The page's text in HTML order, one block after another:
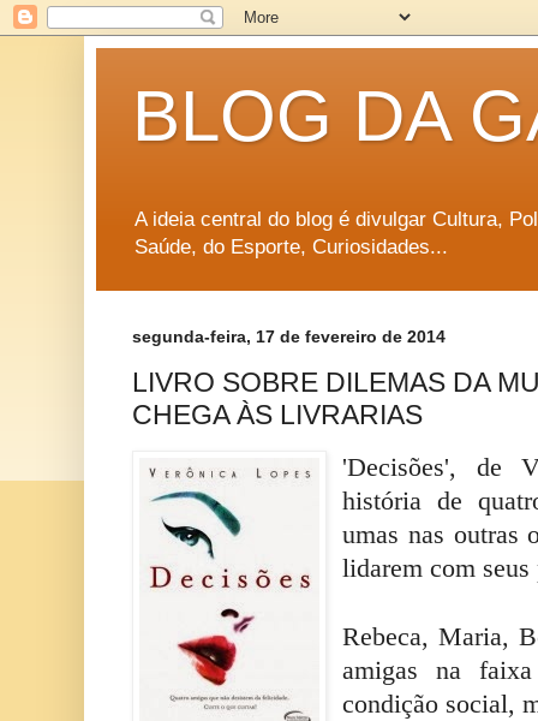
BLOG DA
A ideia central do blog é divulgar Cultura,
Saúde, do Esporte, Curiosidades...
segunda-feira, 17 de fevereiro de 2014
LIVRO SOBRE DILEMAS DA
CHEGA ÀS LIVRARIAS
'Decisões', de
história de
umas nas outras
lidarem com
Rebeca, Maria,
amigas na
condição social,